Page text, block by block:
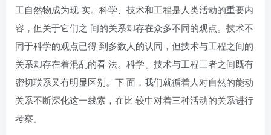
工自然物成为现 实。科学、技术和工程是人类活动的重要内
容，但关于它们之 间的关系却存在众多不同的观点。技术不
同于科学的观点已得 到多数人的认同，但技术与工程之间的
关系却存在着混乱的看 法。科学、技术与工程三者之间既有
密切联系又有明显区别。下 面，我们就循着人对自然的能动
关系不断深化这一线索，在比 较中对着三种活动的关系进行
考察。